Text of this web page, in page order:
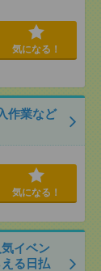
気になる！
作業など
気になる！
イベン
る日払